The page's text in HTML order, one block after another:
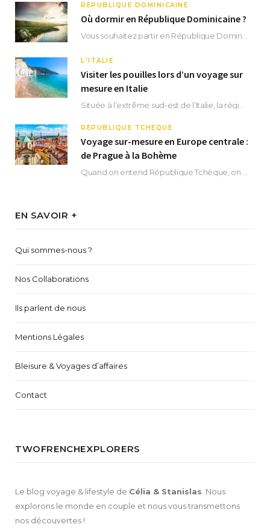
RÉPUBLIQUE DOMINICAINE
Où dormir en République Dominicaine ?
L'ITALIE
Visiter les pouilles lors d’un voyage sur
mesure en Italie
RÉPUBLIQUE TCHÈQUE
Voyage sur-mesure en Europe centrale :
de Prague à la Bohème
EN SAVOIR +
Qui sommes-nous ?
Nos Collaborations
Ils parlent de nous
Mentions Légales
Bleisure & Voyages d’affaires
Contact
TWOFRENCHEXPLORERS
Le blog voyage & lifestyle de Célia & Stanislas . Nous
explorons le monde en couple et nous vous transmettons
nos découvertes !